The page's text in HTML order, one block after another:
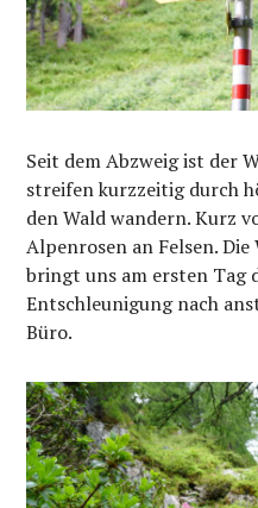
Seit dem Abzweig ist der
streifen kurzzeitig durch
den Wald wandern. Kurz
Alpenrosen an Felsen.
bringt uns am ersten Tag
Entschleunigung nach
Büro.